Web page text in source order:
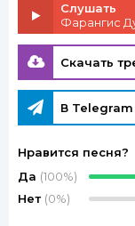
Слушать
Фарангис
Скачать
В Telegram
Нравится песня?
Да (100%)
Нет (0%)